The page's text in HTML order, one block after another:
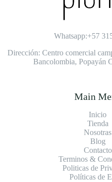
Whatsapp:+57
Dirección: Centro comercial
Bancolombia, Popayán
Main
Inicio
Tienda
Nosotras
Blog
Contacto
Terminos &
Politicas de
Políticas de